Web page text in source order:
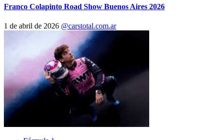
Franco Colapinto Road Show Buenos Aires 2026
1 de abril de 2026 @carstotal.com.ar